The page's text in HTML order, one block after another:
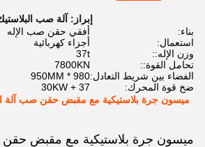
إبراز: آلة صب
بناء:
أفقي حقن صب الإله
استعمال:
أجزاء كهربائية
وزن الإله::
37t
تحامل القوة::
7800KN
الفضاء بين شريط التعادل:980 * 950MM
ضخ قوة المحرك:
37 + 30KW
ميسون جرة بلاستيكية مع مقبض حقن صب آلة
ميسون جرة بلاستيكية مع مقبض حقن